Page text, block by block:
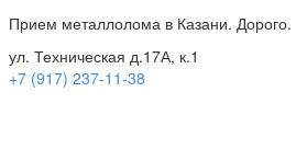
Прием металлолома в Казани. Дорого.
ул. Техническая д.17А, к.1
+7 (917) 237-11-38